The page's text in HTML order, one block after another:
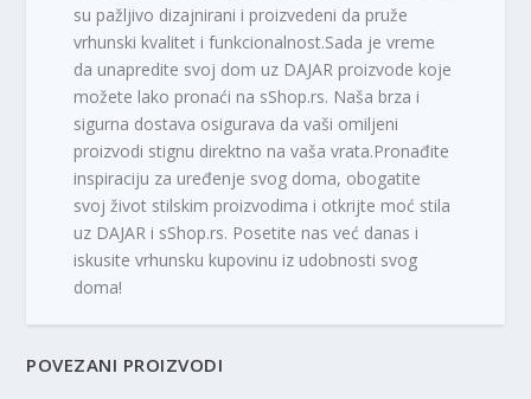
su pažljivo dizajnirani i proizvedeni da pruže
vrhunski kvalitet i funkcionalnost.Sada je vreme
da unapredite svoj dom uz DAJAR proizvode koje
možete lako pronaći na sShop.rs. Naša brza i
sigurna dostava osigurava da vaši omiljeni
proizvodi stignu direktno na vaša vrata.Pronađite
inspiraciju za uređenje svog doma, obogatite
svoj život stilskim proizvodima i otkrijte moć stila
uz DAJAR i sShop.rs. Posetite nas već danas i
iskusite vrhunsku kupovinu iz udobnosti svog
doma!
POVEZANI PROIZVODI